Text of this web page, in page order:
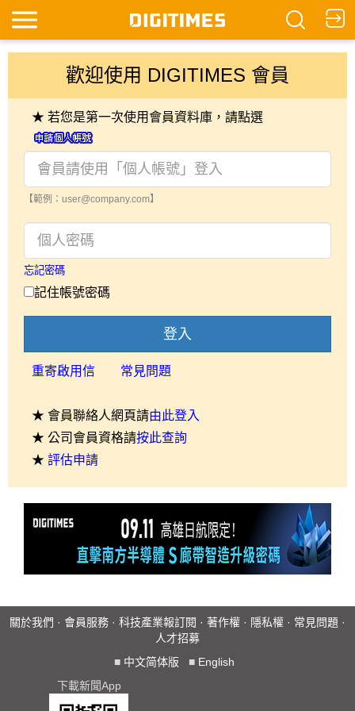
歡迎使用 DIGITIMES 會員
★ 若您是第一次使用會員資料庫，請點選
【範例：user@company.com】
忘記密碼
記住帳號密碼
登入
重寄啟用信 常見問題
★ 會員聯絡人網頁請由此登入
★ 公司會員資格請按此查詢
★ 評估申請
關於我們 · 會員服務 · 科技產業報訂閱 · 著作權 · 隱私權 · 常見問題 ·
人才招募
■ 中文简体版 ■ English
下載新聞App